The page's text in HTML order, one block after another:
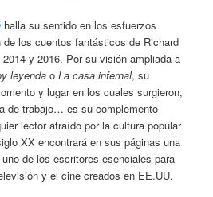
halla su sentido en los esfuerzos
los cuentos fantásticos de Richard
y 2016. Por su visión ampliada a
leyenda oLa casa infernal, su
y lugar en los cuales surgieron,
de trabajo… es su complemento
lector atraído por la cultura popular
XX encontrará en sus páginas una
de los escritores esenciales para
y el cine creados en EE.UU.